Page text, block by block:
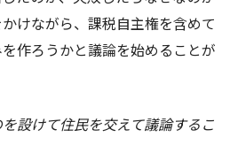
けながら、課税自主権を含めて
作ろうかと議論を始めることが
設けて住民を交えて議論するこ